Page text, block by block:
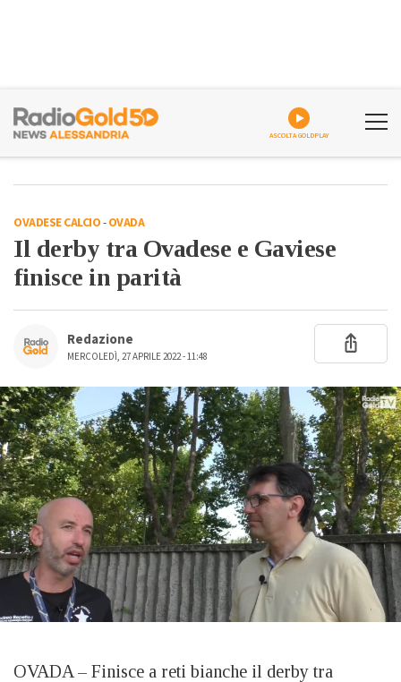
ASCOLTA GOLDPLAY
OVADESE CALCIO-OVADA
Il derby tra Ovadese e Gaviese
finisce in parità
Redazione
MERCOLEDÌ, 27 APRILE 2022 - 11:48
OVADA – Finisce a reti bianche il derby tra